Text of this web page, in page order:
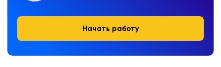
Начать работу